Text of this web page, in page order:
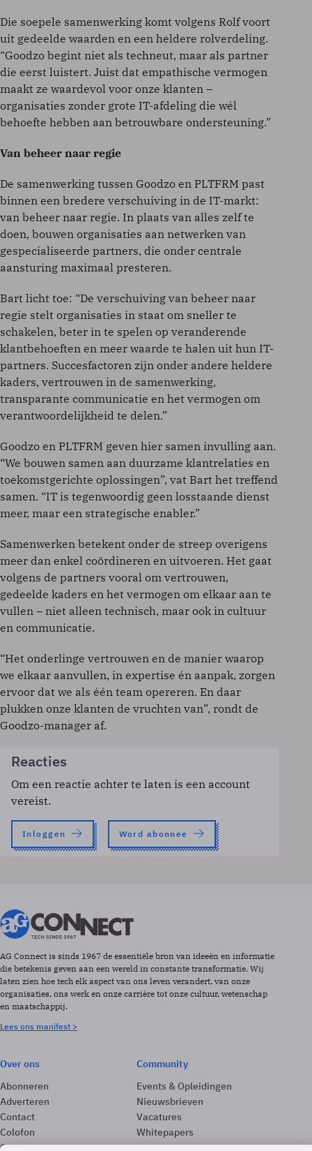
Die soepele samenwerking komt volgens Rolf voort
uit gedeelde waarden en een heldere rolverdeling.
“Goodzo begint niet als techneut, maar als partner
die eerst luistert. Juist dat empathische vermogen
maakt ze waardevol voor onze klanten –
organisaties zonder grote IT-afdeling die wél
behoefte hebben aan betrouwbare ondersteuning.”
Van beheer naar regie
De samenwerking tussen Goodzo en PLTFRM past
binnen een bredere verschuiving in de IT-markt:
van beheer naar regie. In plaats van alles zelf te
doen, bouwen organisaties aan netwerken van
gespecialiseerde partners, die onder centrale
aansturing maximaal presteren.
Bart licht toe: “De verschuiving van beheer naar
regie stelt organisaties in staat om sneller te
schakelen, beter in te spelen op veranderende
klantbehoeften en meer waarde te halen uit hun IT-
partners. Succesfactoren zijn onder andere heldere
kaders, vertrouwen in de samenwerking,
transparante communicatie en het vermogen om
verantwoordelijkheid te delen.”
Goodzo en PLTFRM geven hier samen invulling aan.
“We bouwen samen aan duurzame klantrelaties en
toekomstgerichte oplossingen”, vat Bart het treffend
samen. “IT is tegenwoordig geen losstaande dienst
meer, maar een strategische enabler.”
Samenwerken betekent onder de streep overigens
meer dan enkel coördineren en uitvoeren. Het gaat
volgens de partners vooral om vertrouwen,
gedeelde kaders en het vermogen om elkaar aan te
vullen – niet alleen technisch, maar ook in cultuur
en communicatie.
“Het onderlinge vertrouwen en de manier waarop
we elkaar aanvullen, in expertise én aanpak, zorgen
ervoor dat we als één team opereren. En daar
plukken onze klanten de vruchten van”, rondt de
Goodzo-manager af.
Reacties
Om een reactie achter te laten is een account
vereist.
Inloggen Word abonnee
AG Connect is sinds 1967 de essentiële bron van ideeën en informatie
die betekenis geven aan een wereld in constante transformatie. Wij
laten zien hoe tech elk aspect van ons leven verandert, van onze
organisaties, ons werk en onze carrière tot onze cultuur, wetenschap
en maatschappij.
Lees ons manifest >
Over ons
Abonneren
Adverteren
Contact
Colofon
Onze app
Community
Events & Opleidingen
Nieuwsbrieven
Vacatures
Whitepapers